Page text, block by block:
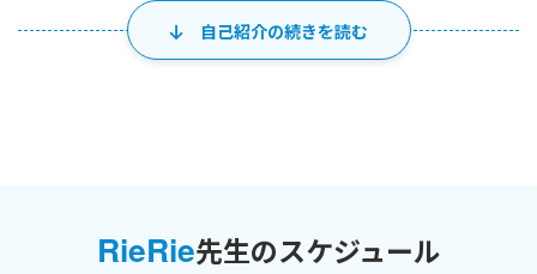
「文法は理解しているけれど会話となるとスムーズに出てこな
【レッスン内容】
自己紹介の続きを読む
RieRie先生のスケジュール